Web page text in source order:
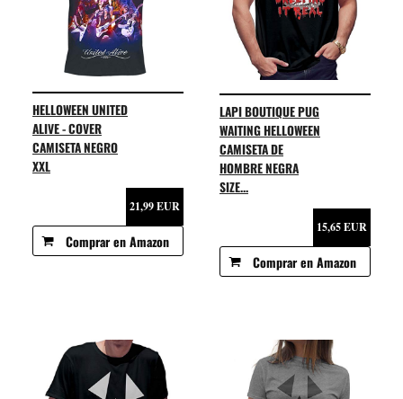
HELLOWEEN UNITED
ALIVE - COVER
CAMISETA NEGRO
XXL
21,99 EUR
Comprar en Amazon
LAPI BOUTIQUE PUG
WAITING HELLOWEEN
CAMISETA DE
HOMBRE NEGRA
SIZE...
15,65 EUR
Comprar en Amazon